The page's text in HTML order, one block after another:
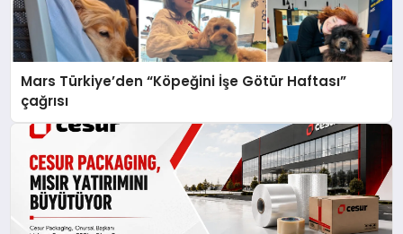
Mars Türkiye’den “Köpeğini İşe Götür Haftası”
çağrısı